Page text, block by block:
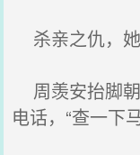
杀亲之仇，她
周羡安抬脚
电话，“查一下